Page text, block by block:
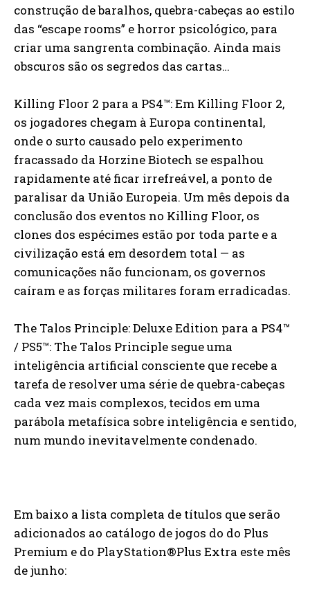
construção de baralhos, quebra-cabeças ao estilo
das “escape rooms” e horror psicológico, para
criar uma sangrenta combinação. Ainda mais
obscuros são os segredos das cartas…
Killing Floor 2 para a PS4™: Em Killing Floor 2,
os jogadores chegam à Europa continental,
onde o surto causado pelo experimento
fracassado da Horzine Biotech se espalhou
rapidamente até ficar irrefreável, a ponto de
paralisar da União Europeia. Um mês depois da
conclusão dos eventos no Killing Floor, os
clones dos espécimes estão por toda parte e a
civilização está em desordem total — as
comunicações não funcionam, os governos
caíram e as forças militares foram erradicadas.
The Talos Principle: Deluxe Edition para a PS4™
/ PS5™: The Talos Principle segue uma
inteligência artificial consciente que recebe a
tarefa de resolver uma série de quebra-cabeças
cada vez mais complexos, tecidos em uma
parábola metafísica sobre inteligência e sentido,
num mundo inevitavelmente condenado.
Em baixo a lista completa de títulos que serão
adicionados ao catálogo de jogos do do Plus
Premium e do PlayStation®Plus Extra este mês
de junho: